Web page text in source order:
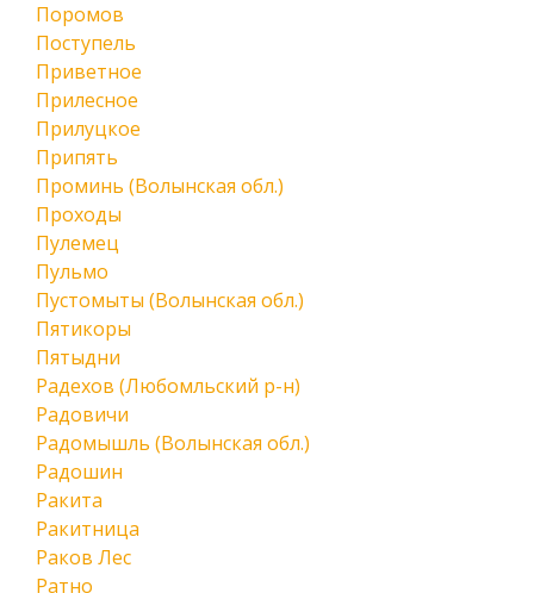
Поромов
Поступель
Приветное
Прилесное
Прилуцкое
Припять
Проминь (Волынская обл.)
Проходы
Пулемец
Пульмо
Пустомыты (Волынская обл.)
Пятикоры
Пятыдни
Радехов (Любомльский р-н)
Радовичи
Радомышль (Волынская обл.)
Радошин
Ракита
Ракитница
Раков Лес
Ратно